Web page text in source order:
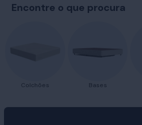
Encontre o que procura
Colchões Bases